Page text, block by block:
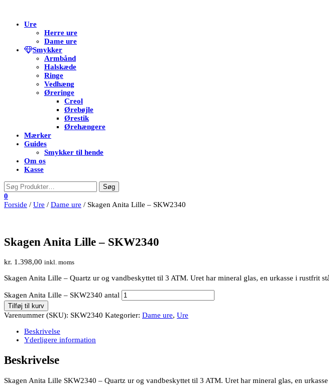
navigation
Ure
Herre ure
Dame ure
Smykker
Armbånd
Halskæde
Ringe
Vedhæng
Øreringe
Creol
Ørebøjle
Ørestik
Ørehængere
Mærker
Guides
Smykker til hende
Om os
Kasse
0
Forside / Ure / Dame ure / Skagen Anita Lille – SKW2340
Skagen Anita Lille – SKW2340
kr. 1.398,00 inkl. moms
Skagen Anita Lille – Quartz ur og vandbeskyttet til 3 ATM. Uret har mineral glas, en urkasse i
Skagen Anita Lille – SKW2340 antal
Tilføj til kurv
Varenummer (SKU): SKW2340 Kategorier: Dame ure, Ure
Beskrivelse
Yderligere information
Beskrivelse
Skagen Anita Lille SKW2340 – Quartz ur og vandbeskyttet til 3 ATM. Uret har mineral glas, en